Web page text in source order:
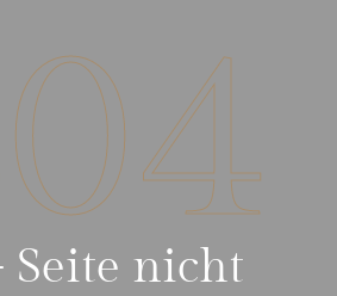
Seite nicht